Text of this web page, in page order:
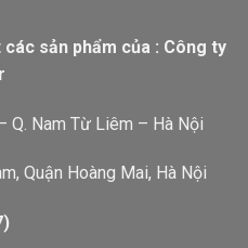
sản phẩm của : Công ty
Q. Nam Từ Liêm – Hà Nội
Quận Hoàng Mai, Hà Nội